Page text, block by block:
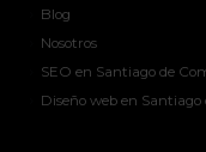
Blog
Nosotros
SEO en Santiago de
Diseño web en Santiago